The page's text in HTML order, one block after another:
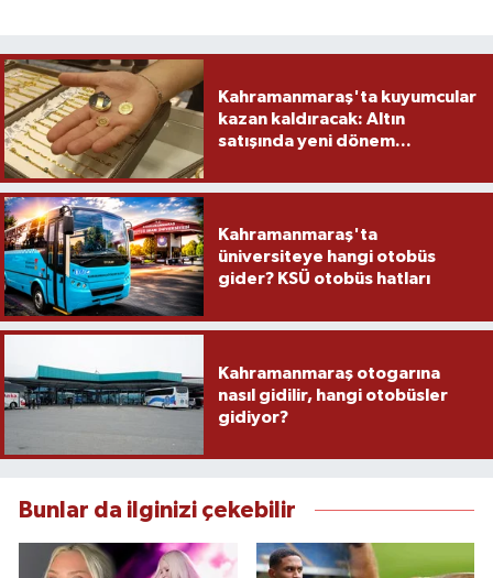
Kahramanmaraş'ta kuyumcular
kazan kaldıracak: Altın
satışında yeni dönem...
Kahramanmaraş'ta
üniversiteye hangi otobüs
gider? KSÜ otobüs hatları
Kahramanmaraş otogarına
nasıl gidilir, hangi otobüsler
gidiyor?
Bunlar da ilginizi çekebilir